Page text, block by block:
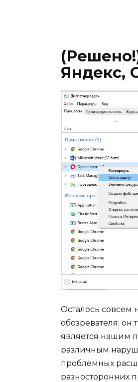
Яндекс,
Осталось совсем
обозревателя: он
является нашим
различным
проблемных
разносторонних